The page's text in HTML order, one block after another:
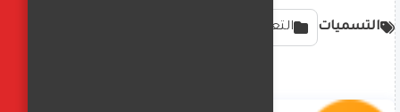
التسميات التعليم